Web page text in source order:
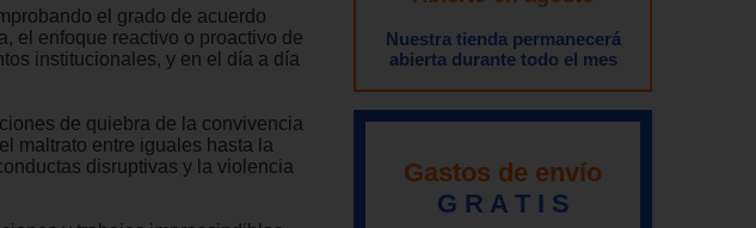
el grado de acuerdo
el enfoque reactivo o proactivo de
institucionales, y en el día a día
de quiebra de la convivencia
maltrato entre iguales hasta la
disruptivas y la violencia
Nuestra tienda permanecerá
abierta durante todo el mes
Gastos de envío
G R A T I S